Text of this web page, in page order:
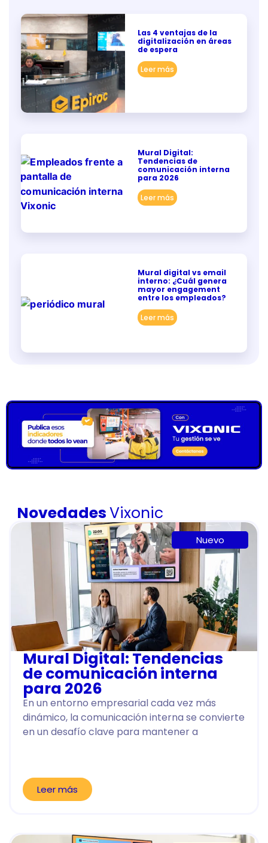
Las 4 ventajas de la
digitalización en áreas
de espera
Leer más
Mural Digital:
Tendencias de
comunicación interna
para 2026
Leer más
Mural digital vs email
interno: ¿Cuál genera
mayor engagement
entre los empleados?
Leer más
NovedadesVixonic
Nuevo
Mural Digital: Tendencias
de comunicación interna
para 2026
En un entorno empresarial cada vez más
dinámico, la comunicación interna se convierte
en un desafío clave para mantener a
Leer más